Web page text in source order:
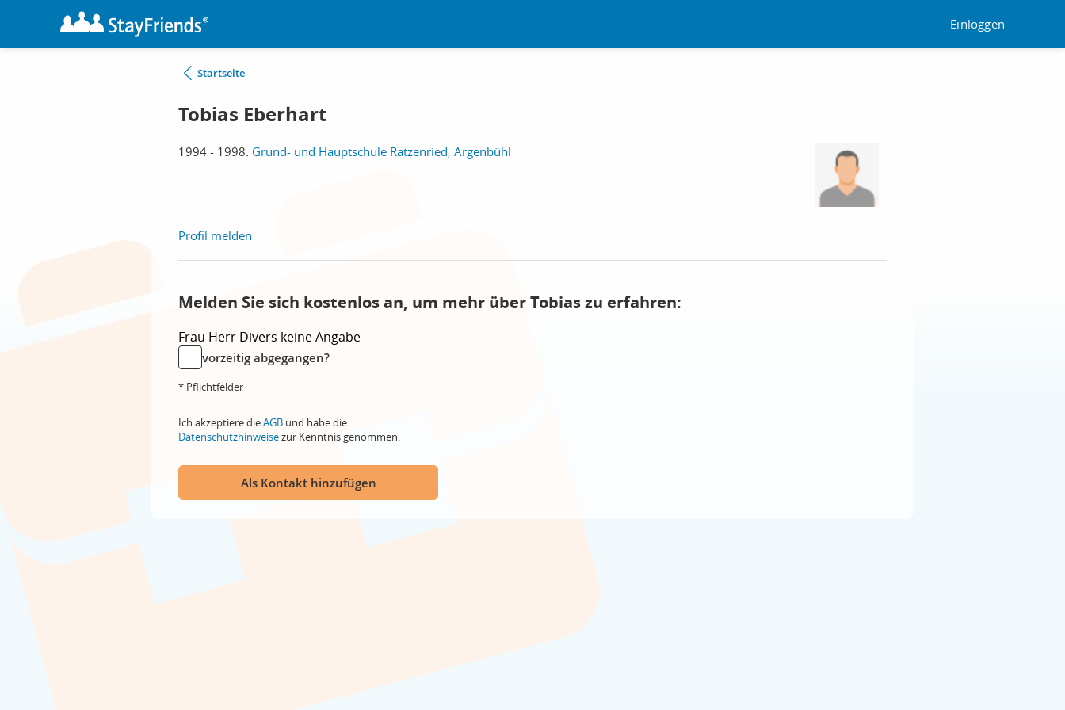
Einloggen
Startseite
Tobias Eberhart
1994 - 1998: Grund- und Hauptschule Ratzenried, Argenbühl
Profil melden
Melden Sie sich kostenlos an, um mehr über Tobias zu erfahren:
Frau Herr Divers keine Angabe
vorzeitig abgegangen?
* Pflichtfelder
Ich akzeptiere dieAGB und habe die
Datenschutzhinweisezur Kenntnis genommen.
Als Kontakt hinzufügen